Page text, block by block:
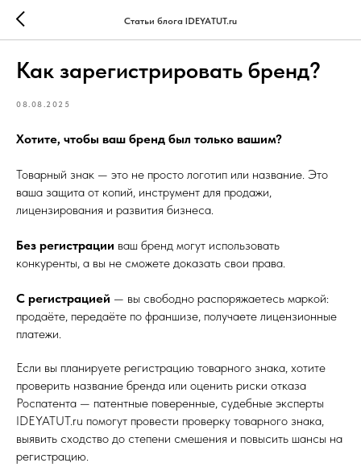
Статьи блога IDEYATUT.ru
Как зарегистрировать бренд?
08.08.2025
Хотите, чтобы ваш бренд был только вашим?
Товарный знак — это не просто логотип или название. Это
ваша защита от копий, инструмент для продажи,
лицензирования и развития бизнеса.
Без регистрации ваш бренд могут использовать
конкуренты, а вы не сможете доказать свои права.
С регистрацией — вы свободно распоряжаетесь маркой:
продаёте, передаёте по франшизе, получаете лицензионные
платежи.
Если вы планируете регистрацию товарного знака, хотите
проверить название бренда или оценить риски отказа
Роспатента — патентные поверенные, судебные эксперты
IDEYATUT.ru помогут провести проверку товарного знака,
выявить сходство до степени смешения и повысить шансы на
регистрацию.